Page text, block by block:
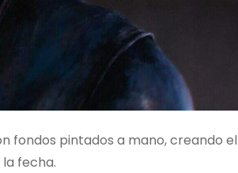
fondos pintados a mano, creando el
fecha.